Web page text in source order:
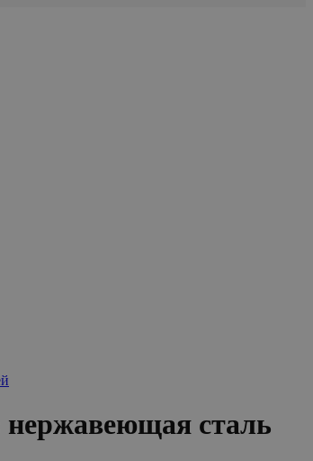
нержавеющая сталь